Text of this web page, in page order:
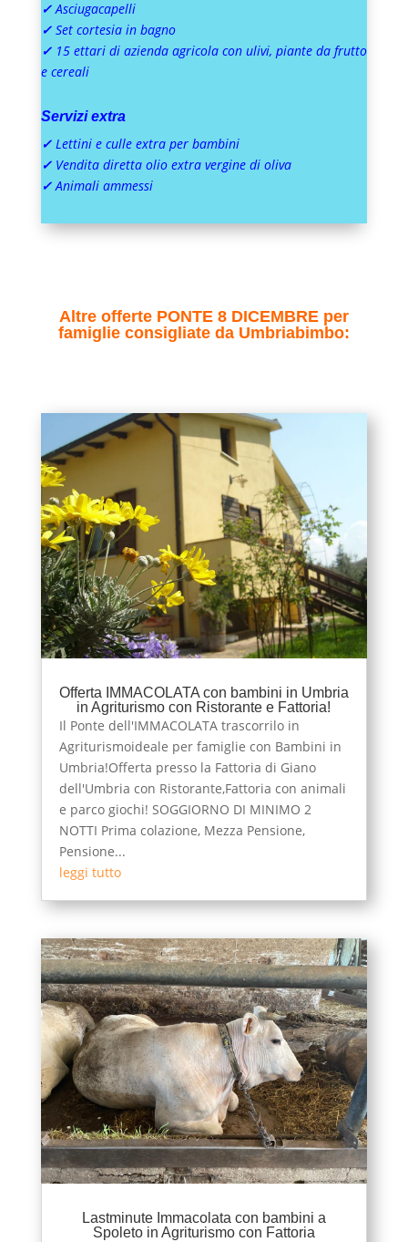
✓Asciugacapelli
✓ Set cortesia in bagno
✓ 15 ettari di azienda agricola con ulivi, piante da frutto
e cereali
Servizi extra
✓Lettini e culle extra per bambini
✓ Vendita diretta olio extra vergine di oliva
✓Animali ammessi
Altre offerte PONTE 8 DICEMBRE per
famiglie consigliate da Umbriabimbo:
Offerta IMMACOLATA con bambini in Umbria
in Agriturismo con Ristorante e Fattoria!
Il Ponte dell'IMMACOLATA trascorrilo in
Agriturismoideale per famiglie con Bambini in
Umbria!Offerta presso la Fattoria di Giano
dell'Umbria con Ristorante,Fattoria con animali
e parco giochi! SOGGIORNO DI MINIMO 2
NOTTI Prima colazione, Mezza Pensione,
Pensione...
leggi tutto
Lastminute Immacolata con bambini a
Spoleto in Agriturismo con Fattoria